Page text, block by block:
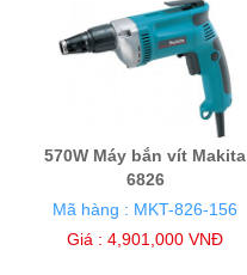
570W Máy bắn vít Makita
6826
Mã hàng : MKT-826-156
Giá : 4,901,000 VNĐ